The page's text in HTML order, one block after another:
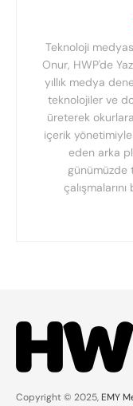
Teknoloji
Onur, HWP'de
yıllık medya
teknolojiler ve
üreterek
içerik yönetimiyle
eden arka
günümüzde
Copyright © 2025, EMY